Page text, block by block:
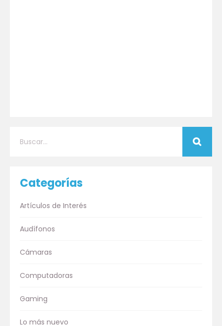
Categorías
Artículos de Interés
Audífonos
Cámaras
Computadoras
Gaming
Lo más nuevo